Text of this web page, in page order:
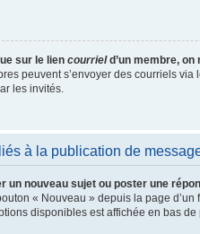
sur le lien courrield’un membre, on
peuvent s’envoyer des courriels
les invités.
à la publication de
un nouveau sujet ou poster une
« Nouveau » depuis la page
disponibles est affichée en bas